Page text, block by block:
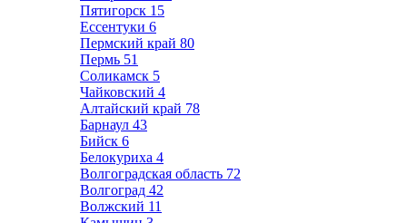
Пятигорск 15
Ессентуки 6
Пермский край 80
Пермь 51
Соликамск 5
Чайковский 4
Алтайский край 78
Барнаул 43
Бийск 6
Белокуриха 4
Волгоградская область 72
Волгоград 42
Волжский 11